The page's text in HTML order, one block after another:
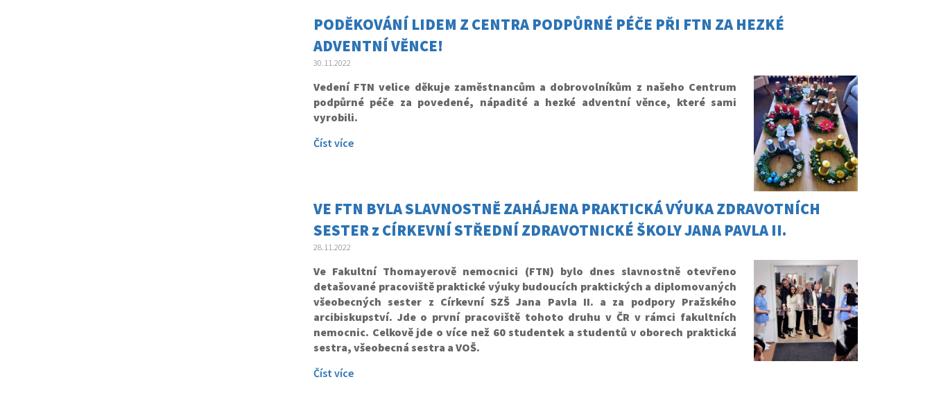
PODĚKOVÁNÍ LIDEM Z CENTRA PODPŮRNÉ PÉČE PŘI FTN ZA HEZKÉ
ADVENTNÍ VĚNCE!
30.11.2022
Vedení FTN velice děkuje zaměstnancům a dobrovolníkům z našeho Centrum
podpůrné péče za povedené, nápadité a hezké adventní věnce, které sami
vyrobili.
Číst více
VE FTN BYLA SLAVNOSTNĚ ZAHÁJENA PRAKTICKÁ VÝUKA ZDRAVOTNÍCH
SESTER z CÍRKEVNÍ STŘEDNÍ ZDRAVOTNICKÉ ŠKOLY JANA PAVLA II.
28.11.2022
Ve Fakultní Thomayerově nemocnici (FTN) bylo dnes slavnostně otevřeno
detašované pracoviště praktické výuky budoucích praktických a diplomovaných
všeobecných sester z Církevní SZŠ Jana Pavla II. a za podpory Pražského
arcibiskupství. Jde o první pracoviště tohoto druhu v ČR v rámci fakultních
nemocnic. Celkově jde o více než 60 studentek a studentů v oborech praktická
sestra, všeobecná sestra a VOŠ.
Číst více